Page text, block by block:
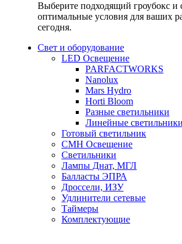
Выберите подходящий гроубокс и
оптимальные условия для ваших
сегодня.
Свет и оборудование
LED Освещение
PARFACTWORKS
Nanolux
Mars Hydro
Horti Bloom
Разные светильники
Линейные светильники
Готовый светильник
CMH Освещение
Светильники
Лампы Днат, МГЛ
Балласты ЭПРА
Дроссели, ИЗУ
Удлинители сетевые
Таймеры
Комплектующие